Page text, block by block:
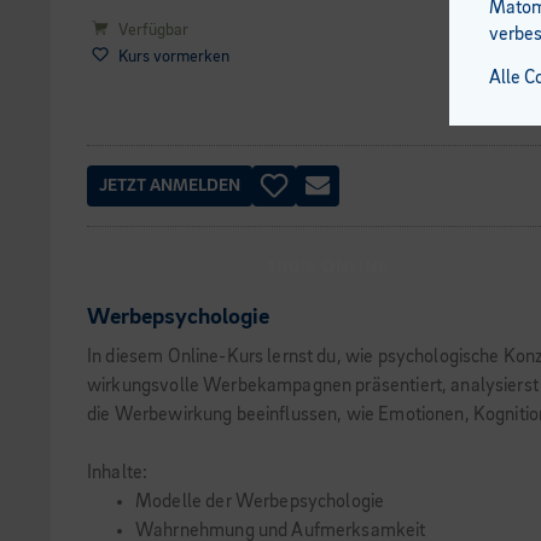
Verfügbar
Kurs vormerken
JETZT ANMELDEN
Werbepsychologie
In diesem Online-Kurs lernst du, wie psychologische
wirkungsvolle Werbekampagnen präsentiert,
die Werbewirkung beeinflussen, wie Emotionen,
Inhalte:
Modelle der Werbepsychologie
Wahrnehmung und Aufmerksamkeit
Alle